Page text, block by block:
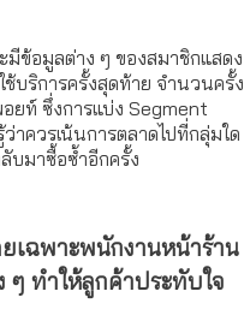
มีข้อมูลต่าง ๆ ของสมาชิกแสดง
ช้บริการครั้งสุดท้าย จำนวนครั้ง
ยท์ ซึ่งการแบ่ง Segment
าควรเน้นการตลาดไปที่กลุ่มใด
บมาซื้อซ้ำอีกครั้ง
เฉพาะพนักงานหน้าร้าน
ทำให้ลูกค้าประทับใจ